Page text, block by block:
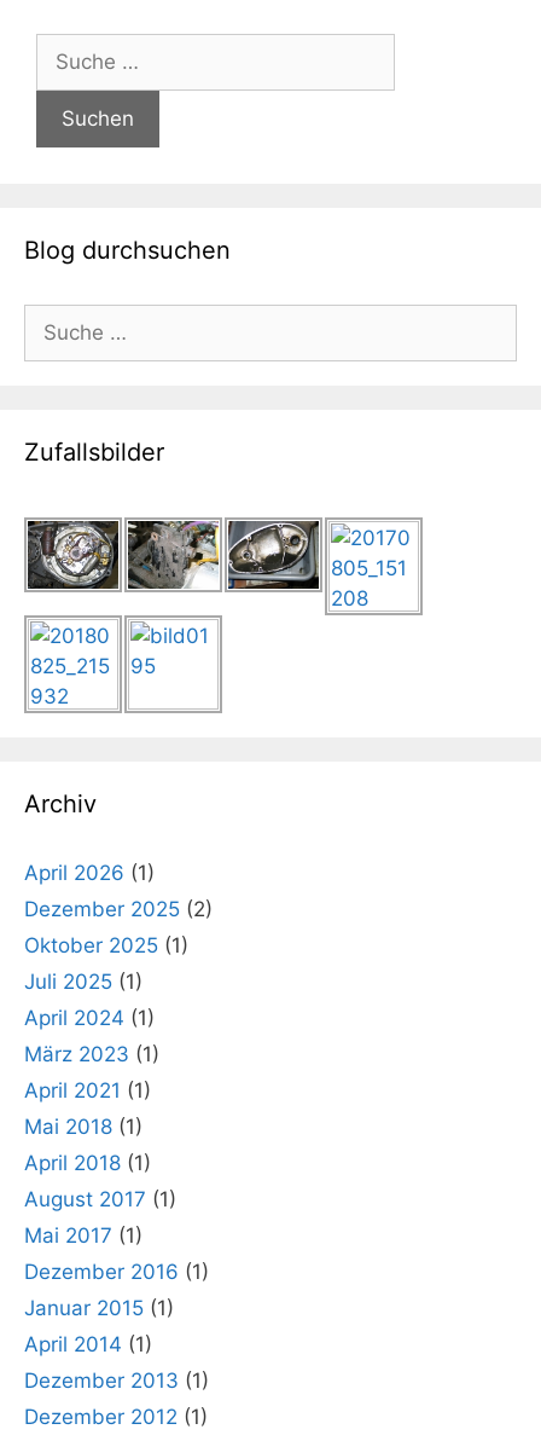
nach:
Blog durchsuchen
nach:
Zufallsbilder
Archiv
April 2026 (1)
Dezember 2025 (2)
Oktober 2025 (1)
Juli 2025 (1)
April 2024 (1)
März 2023 (1)
April 2021 (1)
Mai 2018 (1)
April 2018 (1)
August 2017 (1)
Mai 2017 (1)
Dezember 2016 (1)
Januar 2015 (1)
April 2014 (1)
Dezember 2013 (1)
Dezember 2012 (1)